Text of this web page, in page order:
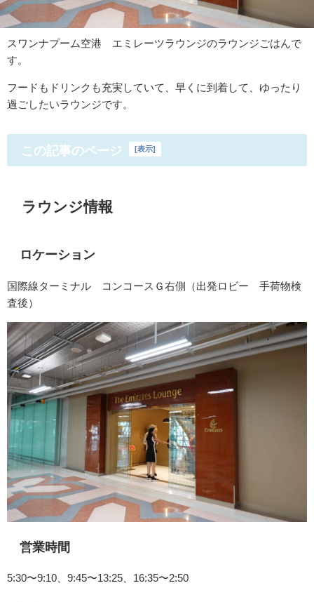
スワンナプーム空港 エミレーツラウンジのラウンジごはんで
す。
フードもドリンクも充実していて、早くに到着して、ゆったり
過ごしたいラウンジです。
この記事のページ 表示
ラウンジ情報
ロケーション
国際線ターミナル コンコースＧ右側（出発ロビー 手荷物検
査後）
営業時間
5:30〜9:10、9:45〜13:25、16:35〜2:50